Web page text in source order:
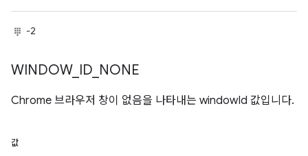
-2
WINDOW_ ID NONE
Chrome 브라우저 창이 없음을 나타내는 windowId 값입니다.
값